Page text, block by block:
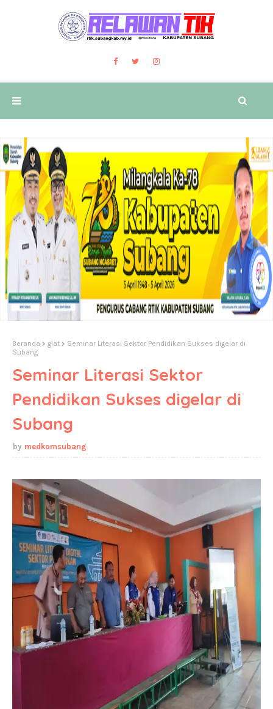
Beranda giat
Seminar Literasi Sektor Pendidikan Sukses digelar di
Subang
Seminar Literasi Sektor
Pendidikan Sukses digelar di
Subang
medkomsubang